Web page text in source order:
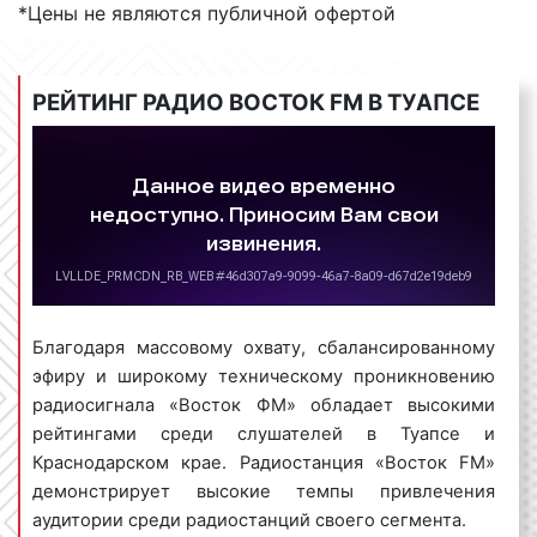
Балканского полуострова, Латинской Америки и
качественный и хорошо сбалансирован. Радио
«Восток ФМ» транслирует мировые танцевальные
Помимо музыки в эфире можно услышать
различные радиопрограммы, посвященные
культурным событиям, отдыху и путешествиям, а
также традициям и современной жизни восточных
стран. Одними из самых популярных радиопередач
на «Восток ФМ» являются:
программа по заявкам слушателей «Фиеста»;
астрологическая программа «Ловец снов»;
программа на тему психологии «Под лунным
светом»;
кулинарная программа «Вкусные заметки»;
*Цены не являются публичной офертой
РЕЙТИНГ РАДИО ВОСТОК FM В ТУАПСЕ
Благодаря массовому охвату, сбалансированному
эфиру и широкому техническому проникновению
радиосигнала «Восток ФМ» обладает высокими
рейтингами среди слушателей в Туапсе и
Краснодарском крае. Радиостанция «Восток FM»
демонстрирует высокие темпы привлечения
аудитории среди радиостанций своего сегмента.